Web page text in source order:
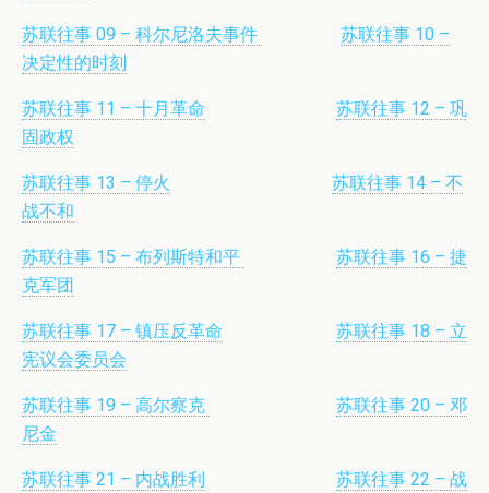
苏联往事 09 – 科尔尼洛夫事件
苏联往事 10 –
决定性的时刻
苏联往事 11 – 十月革命
苏联往事 12 – 巩
固政权
苏联往事 13 – 停火
苏联往事 14 – 不
战不和
苏联往事 15 – 布列斯特和平
苏联往事 16 – 捷
克军团
苏联往事 17 – 镇压反革命
苏联往事 18 – 立
宪议会委员会
苏联往事 19 – 高尔察克
苏联往事 20 – 邓
尼金
苏联往事 21 – 内战胜利
苏联往事 22 – 战